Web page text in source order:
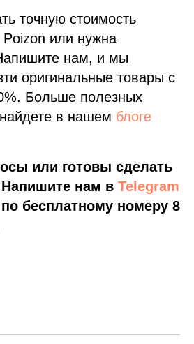
точную стоимость
Poizon или нужна
нам, и мы
оригинальные товары с
Больше полезных
в нашем блоге
или готовы сделать
нам в Telegram
бесплатному номеру 8